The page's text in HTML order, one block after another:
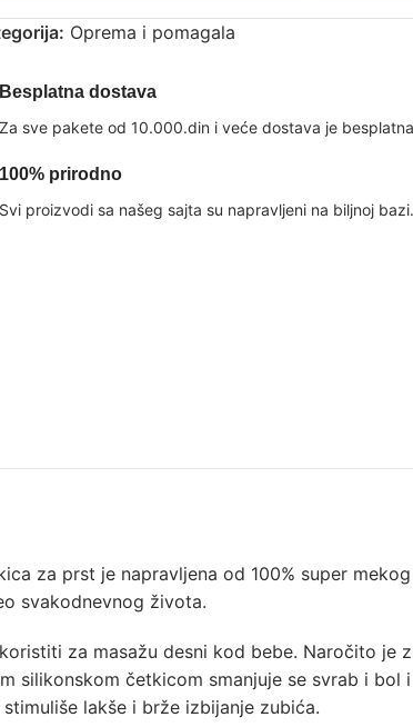
Oprema i pomagala
dostava
Za sve pakete od 10.000.din i veće dostava je
prirodno
Svi proizvodi sa našeg sajta su napravljeni na biljnoj bazi.
za prst je napravljena od 100% super
svakodnevnog života.
za masažu desni kod bebe. Naročito je
silikonskom četkicom smanjuje se svrab i bol
lakše i brže izbijanje zubića.